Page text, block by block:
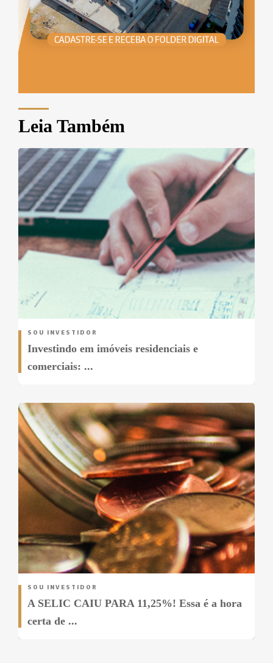
Leia Também
SOU INVESTIDOR
Investindo em imóveis residenciais e
comerciais: ...
SOU INVESTIDOR
A SELIC CAIU PARA 11,25%! Essa é a hora
certa de ...